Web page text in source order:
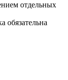
отдельных
обязательна